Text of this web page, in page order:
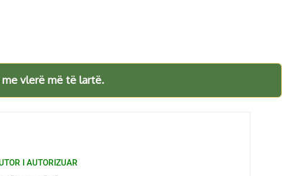
me vlerë më të lartë.
I AUTORIZUAR